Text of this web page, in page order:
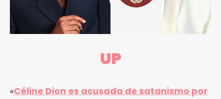
UP
«Céline Dion es acusada de satanismo por